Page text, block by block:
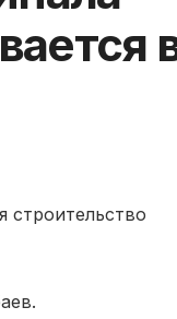
строительство